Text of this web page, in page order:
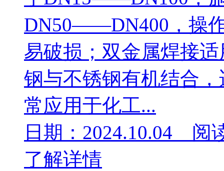
DN50——DN400，操
易破损；双金属焊接
钢与不锈钢有机结合
常应用于化工...
日期：2024.10.04 阅
了解详情